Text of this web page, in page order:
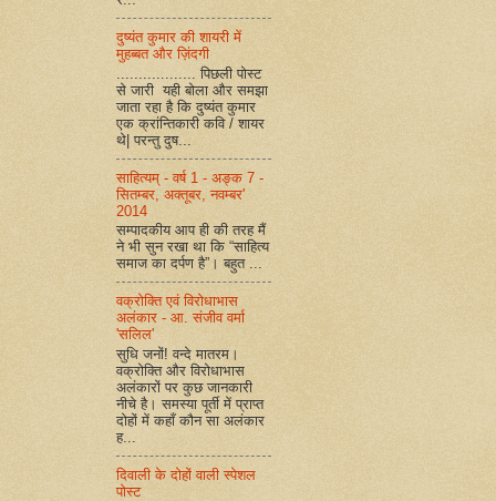
दुष्यंत कुमार की शायरी में
मुहब्बत और ज़िंदगी
.................. पिछली पोस्ट
से जारी यही बोला और समझा
जाता रहा है कि दुष्यंत कुमार
एक क्रांन्तिकारी कवि / शायर
थे| परन्तु दुष...
साहित्यम् - वर्ष 1 - अङ्क 7 -
सितम्बर, अक्तूबर, नवम्बर'
2014
सम्पादकीय आप ही की तरह मैं
ने भी सुन रखा था कि “साहित्य
समाज का दर्पण है”। बहुत ...
वक्रोक्ति एवं विरोधाभास
अलंकार - आ. संजीव वर्मा
'सलिल'
सुधि जनों! वन्दे मातरम।
वक्रोक्ति और विरोधाभास
अलंकारों पर कुछ जानकारी
नीचे है। समस्या पूर्ती में प्राप्त
दोहों में कहाँ कौन सा अलंकार
ह...
दिवाली के दोहों वाली स्पेशल
पोस्ट